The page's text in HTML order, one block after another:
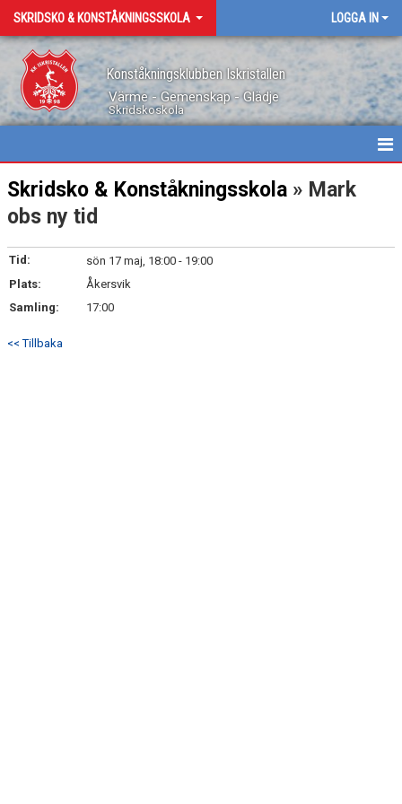
SKRIDSKO & KONSTÅKNINGSSKOLA LOGGA IN
Konståkningsklubben Iskristallen
Värme - Gemenskap - Glädje
Skridskoskola
HEM
NYHETER
INFORMATION
Skridsko & Konståkningsskola » Mark
obs ny tid
Tid:
sön 17 maj, 18:00 - 19:00
Plats:
Åkersvik
Samling:
17:00
<< Tillbaka